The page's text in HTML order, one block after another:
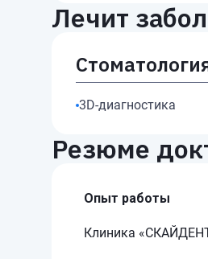
Лечит
3D-диагностика
Резюме
Опыт работы
Клиника